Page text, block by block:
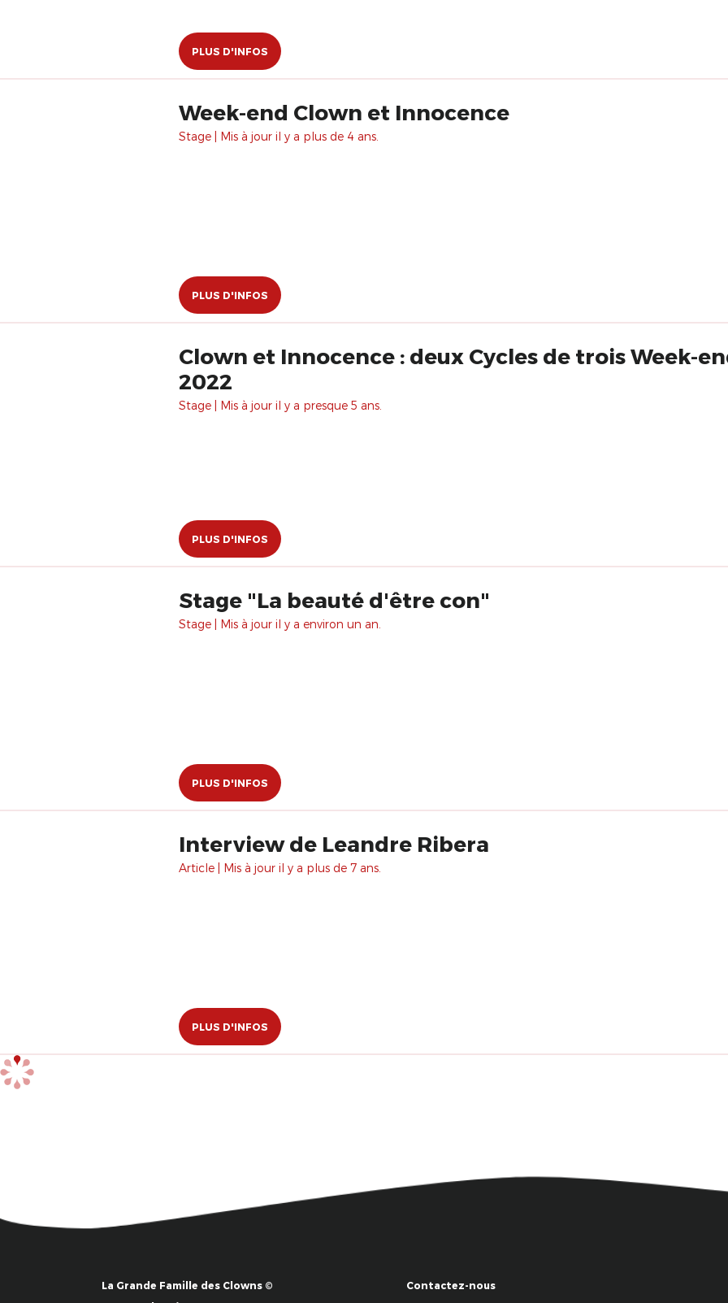
PLUS D'INFOS
Week-end Clown et Innocence
Stage | Mis à jour il y a plus de 4 ans.
PLUS D'INFOS
Clown et Innocence : deux Cycles de trois Week-
2022
Stage | Mis à jour il y a presque 5 ans.
PLUS D'INFOS
Stage "La beauté d'être con"
Stage | Mis à jour il y a environ un an.
PLUS D'INFOS
Interview de Leandre Ribera
Article | Mis à jour il y a plus de 7 ans.
PLUS D'INFOS
La Grande Famille des Clowns ©
Contactez-nous